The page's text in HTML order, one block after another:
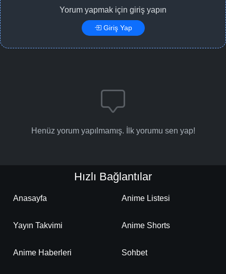
Yorum yapmak için giriş yapın
Giriş Yap
Henüz yorum yapılmamış. İlk yorumu sen yap!
Hızlı Bağlantılar
Anasayfa Anime Listesi
Yayın Takvimi Anime Shorts
Anime Haberleri Sohbet